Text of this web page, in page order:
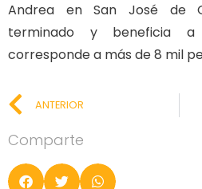
Andrea en San José de
terminado y beneficia a
corresponde a más de 8 mil
ANTERIOR
Comparte